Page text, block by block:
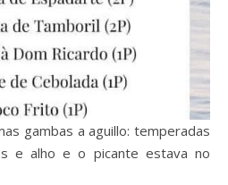
gambas a aguillo: temperadas
e alho e o picante estava no